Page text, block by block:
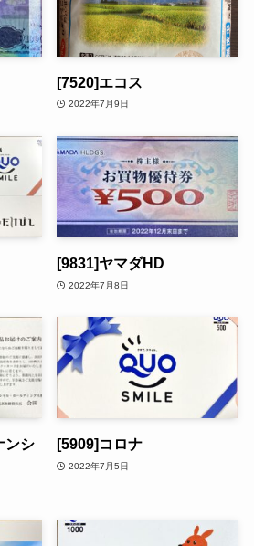
[7520]エコス
2022年7月9日
[9831]ヤマダHD
2022年7月8日
ンシ
[5909]コロナ
2022年7月5日